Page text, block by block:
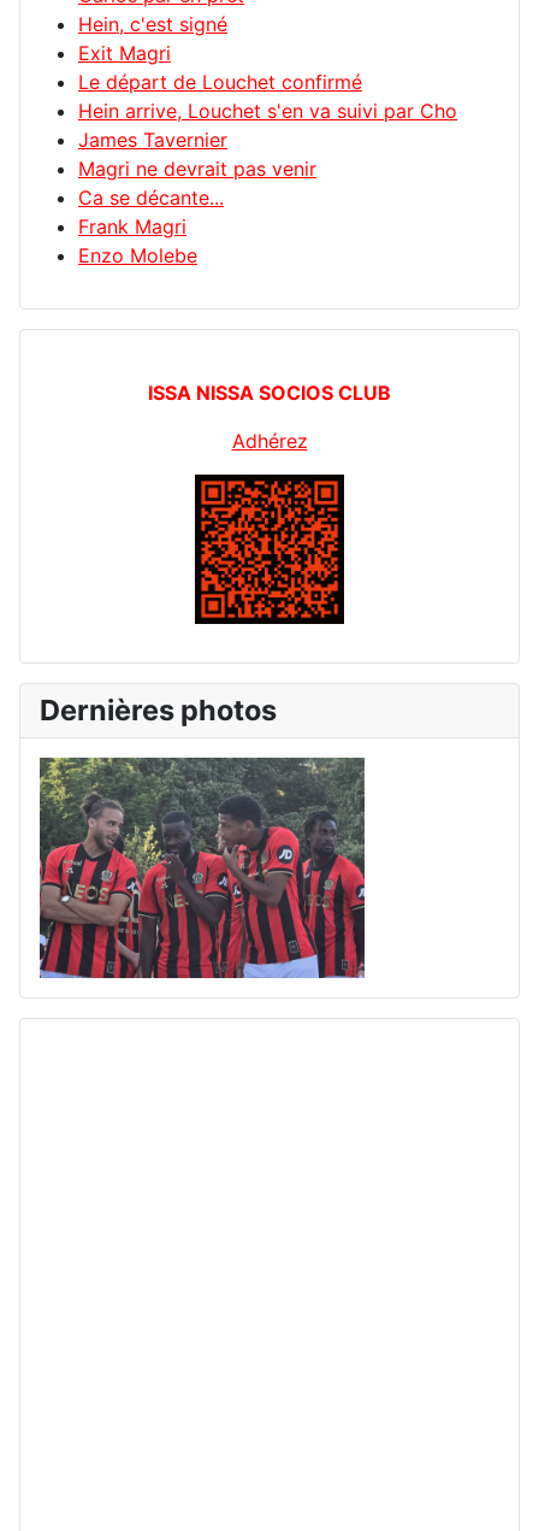
Hein, c'est signé
Exit Magri
Le départ de Louchet confirmé
Hein arrive, Louchet s'en va suivi par Cho
James Tavernier
Magri ne devrait pas venir
Ca se décante...
Frank Magri
Enzo Molebe
ISSA NISSA SOCIOS CLUB
Adhérez
Dernières photos